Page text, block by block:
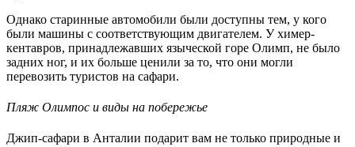
Однако старинные автомобили были доступны тем, у кого
были машины с соответствующим двигателем. У химер-
кентавров, принадлежавших языческой горе Олимп, не было
задних ног, и их больше ценили за то, что они могли
перевозить туристов на сафари.
Пляж Олимпос и виды на побережье
Джип-сафари в Анталии подарит вам не только природные и